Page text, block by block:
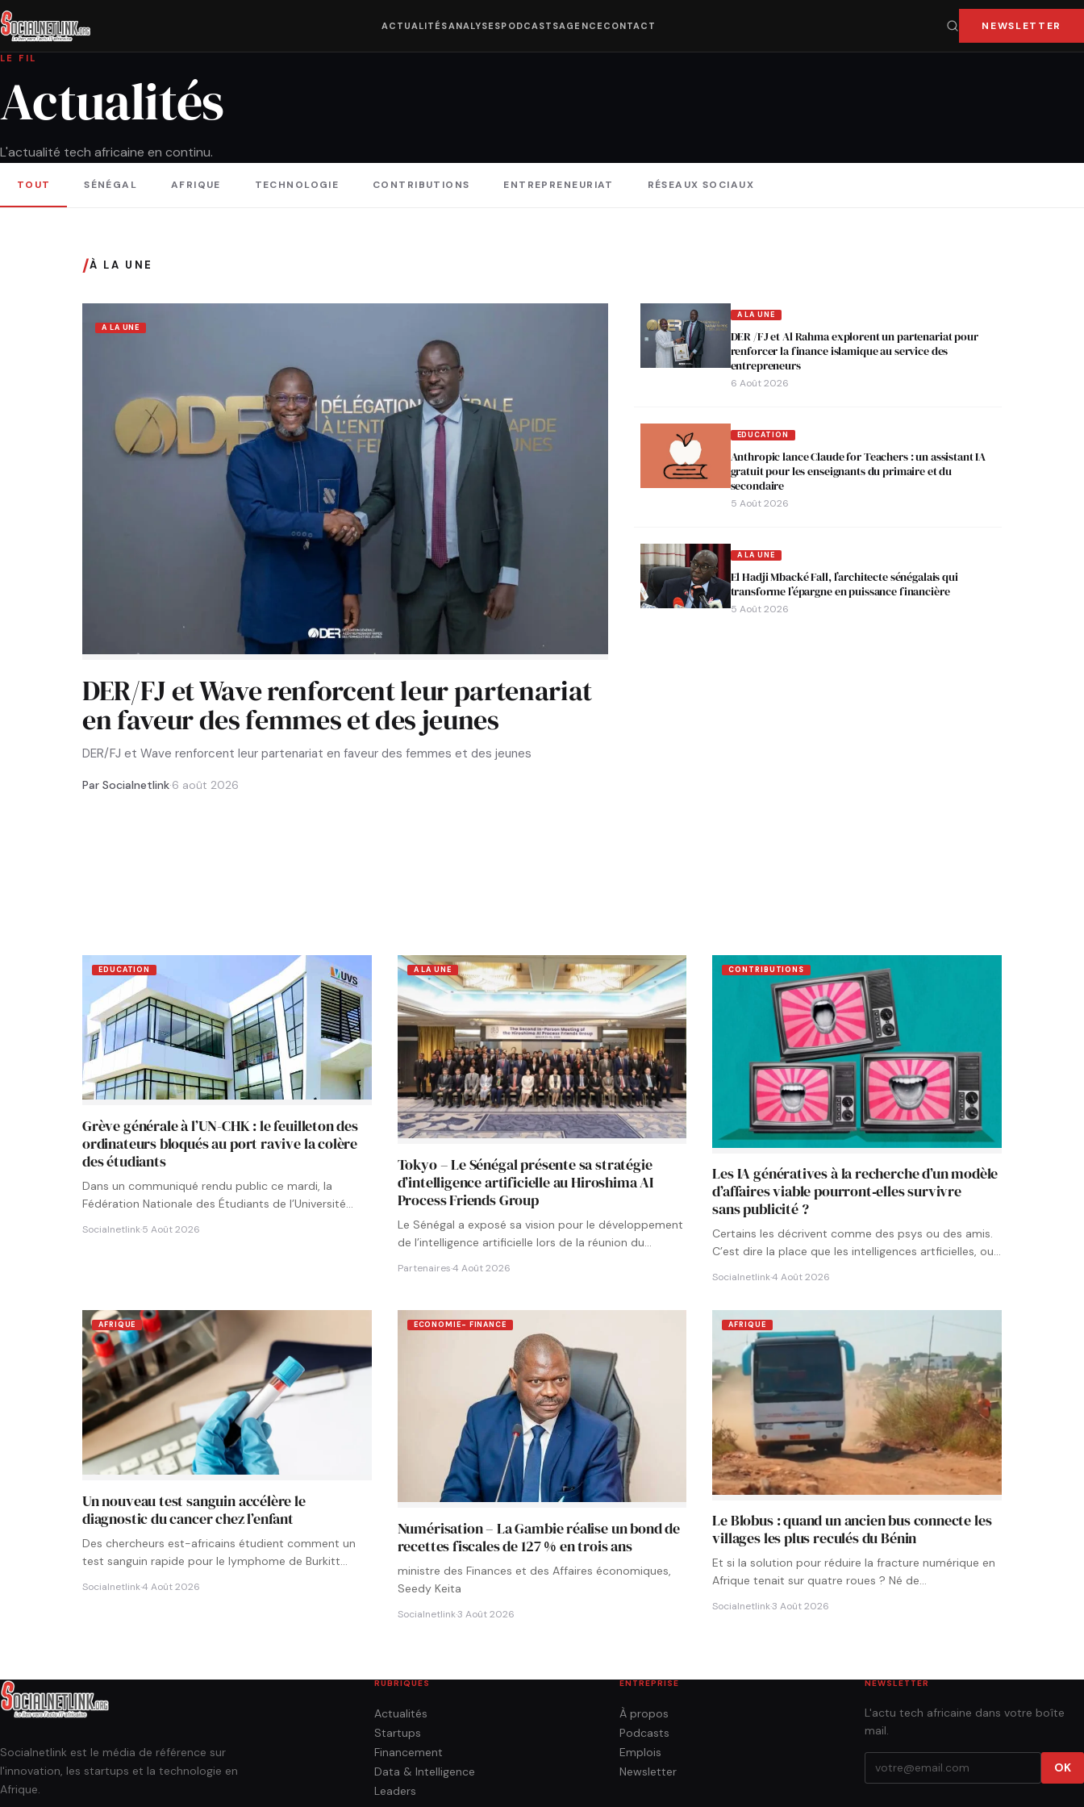
ACTUALITÉSANALYSESPODCASTSAGENCE CONTACT NEWSLETTER
LE FIL
Actualités
L'actualité tech africaine en continu.
TOUT SÉNÉGAL AFRIQUE TECHNOLOGIE CONTRIBUTIONS ENTREPRENEURIAT RÉSEAUX SOCIAUX
/À LA UNE
A LA UNE
DER/FJ et Wave renforcent leur partenariat
en faveur des femmes et des jeunes
DER/FJ et Wave renforcent leur partenariat en faveur des femmes et des jeunes
Par Socialnetlink·6 août 2026
A LA UNE
DER /FJ et Al Rahma explorent un partenariat pour
renforcer la finance islamique au service des
entrepreneurs
6 Août 2026
EDUCATION
Anthropic lance Claude for Teachers : un assistant IA
gratuit pour les enseignants du primaire et du
secondaire
5 Août 2026
A LA UNE
El Hadji Mbacké Fall, l’architecte sénégalais qui
transforme l’épargne en puissance financière
5 Août 2026
EDUCATION
Grève générale à l’UN-CHK : le feuilleton des
ordinateurs bloqués au port ravive la colère
des étudiants
Dans un communiqué rendu public ce mardi, la
Fédération Nationale des Étudiants de l’Université
Socialnetlink·5 Août 2026
A LA UNE
Tokyo – Le Sénégal présente sa stratégie
d’intelligence artificielle au Hiroshima AI
Process Friends Group
Le Sénégal a exposé sa vision pour le développement
de l’intelligence artificielle lors de la réunion du
Partenaires·4 Août 2026
CONTRIBUTIONS
Les IA génératives à la recherche d’un modèle
d’affaires viable pourront‑elles survivre
sans publicité ?
Certains les décrivent comme des psys ou des amis.
C’est dire la place que les intelligences artficielles, ou…
Socialnetlink·4 Août 2026
AFRIQUE
Un nouveau test sanguin accélère le
diagnostic du cancer chez l’enfant
Des chercheurs est-africains étudient comment un
test sanguin rapide pour le lymphome de Burkitt
Socialnetlink·4 Août 2026
ECONOMIE- FINANCE
Numérisation – La Gambie réalise un bond de
recettes fiscales de 127 % en trois ans
ministre des Finances et des Affaires économiques,
Seedy Keita
Socialnetlink·3 Août 2026
AFRIQUE
Le Blobus : quand un ancien bus connecte les
villages les plus reculés du Bénin
Et si la solution pour réduire la fracture numérique en
Afrique tenait sur quatre roues ? Né de…
Socialnetlink·3 Août 2026
Socialnetlink est le média de référence sur
l'innovation, les startups et la technologie en
Afrique.
RUBRIQUES
Actualités
Startups
Financement
Data & Intelligence
Leaders
ENTREPRISE
À propos
Podcasts
Emplois
Newsletter
NEWSLETTER
L'actu tech africaine dans votre boîte
mail.
OK